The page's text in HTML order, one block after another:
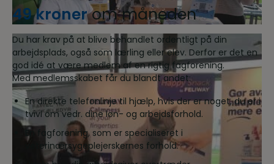
49 kronerom måneden
Du har krav på at blive behandlet ordentligt på din
arbejdsplads, også som lærling eller elev. Derfor er det en
god idé at være medlem af en rigtig fagforening.
Med medlemsskabet får du blandt andet:
En direkte telefonlinje til hjælp, hvis der er noget, du er i
tvivl om vedr. dine løn- og arbejdsforhold.
En fagforening, som er specialiseret i
veterinærsygeplejerskernes forhold.